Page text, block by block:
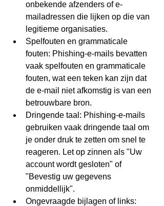
onbekende afzenders of e-
mailadressen die lijken op die van
legitieme organisaties.
Spelfouten en grammaticale
fouten: Phishing-e-mails bevatten
vaak spelfouten en grammaticale
fouten, wat een teken kan zijn dat
de e-mail niet afkomstig is van een
betrouwbare bron.
Dringende taal: Phishing-e-mails
gebruiken vaak dringende taal om
je onder druk te zetten om snel te
reageren. Let op zinnen als "Uw
account wordt gesloten" of
"Bevestig uw gegevens
onmiddellijk".
Ongevraagde bijlagen of links: